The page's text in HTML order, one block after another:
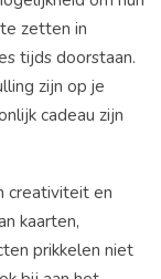
zetten in
tijds doorstaan.
zijn op je
cadeau zijn
creativiteit en
kaarten,
prikkelen niet